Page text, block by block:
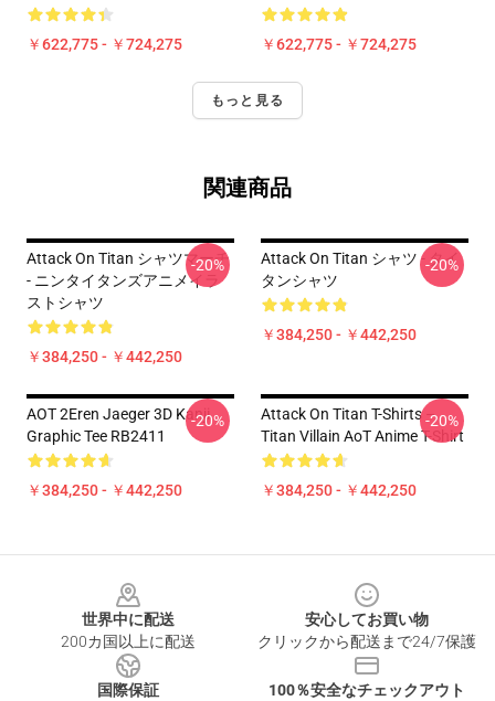
￥622,775 - ￥724,275 ￥622,775 - ￥724,275
もっと見る
関連商品
Attack On Titan シャツマーチ
- ニンタイタンズアニメイラ
ストシャツ
￥384,250 - ￥442,250
-20%
Attack On Titan シャツ - タイ
タンシャツ
￥384,250 - ￥442,250
-20%
AOT 2Eren Jaeger 3D Kanji
Graphic Tee RB2411
￥384,250 - ￥442,250
-20%
Attack On Titan T-Shirts –
Titan Villain AoT Anime T-Shirt
￥384,250 - ￥442,250
-20%
世界中に配送
200カ国以上に配送
安心してお買い物
クリックから配送まで24/7保護
国際保証
100％安全なチェックアウト